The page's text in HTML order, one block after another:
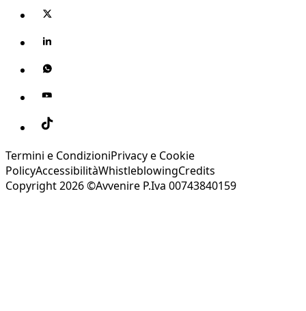
Termini e CondizioniPrivacy e Cookie
PolicyAccessibilitàWhistleblowingCredits
Copyright 2026 ©Avvenire P.Iva 00743840159